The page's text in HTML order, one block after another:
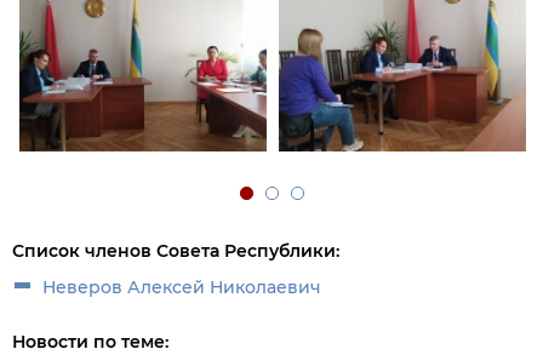
Список членов Совета Республики:
Неверов Алексей Николаевич
Новости по теме: